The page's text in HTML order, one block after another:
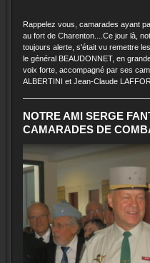
Rappelez vous, camarades ayant
au fort de Charenton....Ce jour là,
toujours alerte, s'était vu remettre
le général BEAUDONNET, en
voix forte, accompagné par ses
ALBERTINI et Jean-Claude
NOTRE AMI SERGE
CAMARADES DE